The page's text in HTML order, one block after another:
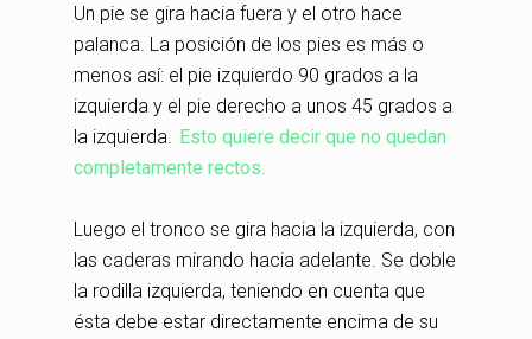
Un pie se gira hacia fuera y el otro hace
palanca. La posición de los pies es más o
menos así: el pie izquierdo 90 grados a la
izquierda y el pie derecho a unos 45 grados a
la izquierda.
Esto quiere decir que no quedan
completamente rectos.
Luego el tronco se gira hacia la izquierda, con
las caderas mirando hacia adelante. Se doble
la rodilla izquierda, teniendo en cuenta que
ésta debe estar directamente encima de su